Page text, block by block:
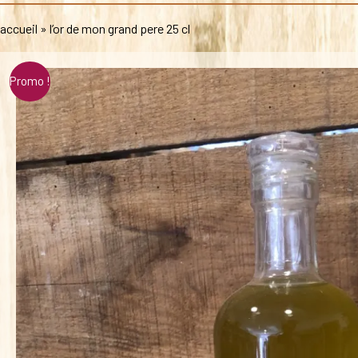
accueil » l’or de mon grand pere 25 cl
Promo !